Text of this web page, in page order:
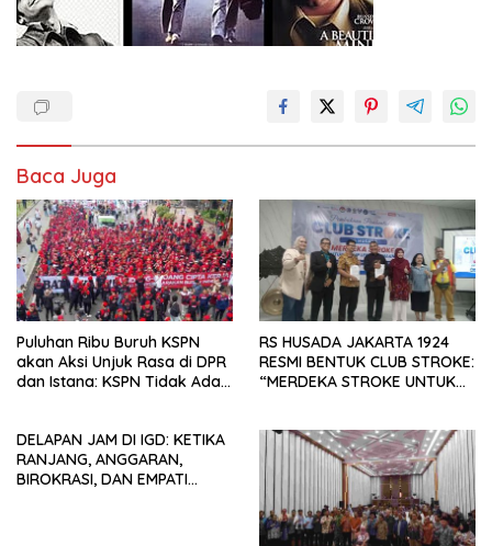
Baca Juga
Puluhan Ribu Buruh KSPN
akan Aksi Unjuk Rasa di DPR
dan Istana: KSPN Tidak Ada
Siapapun
RS HUSADA JAKARTA 1924
RESMI BENTUK CLUB STROKE:
“MERDEKA STROKE UNTUK
DELAPAN JAM DI IGD: KETIKA
RANJANG, ANGGARAN,
BIROKRASI, DAN EMPATI